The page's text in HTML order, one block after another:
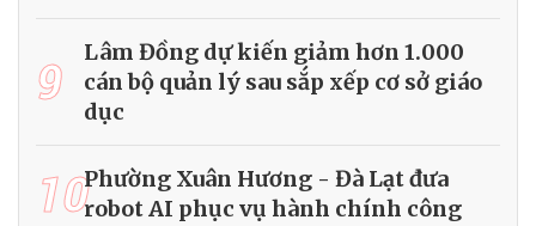
9
Lâm Đồng dự kiến giảm hơn 1.000
cán bộ quản lý sau sắp xếp cơ sở giáo
dục
10Phường Xuân Hương - Đà Lạt đưa
robot AI phục vụ hành chính công